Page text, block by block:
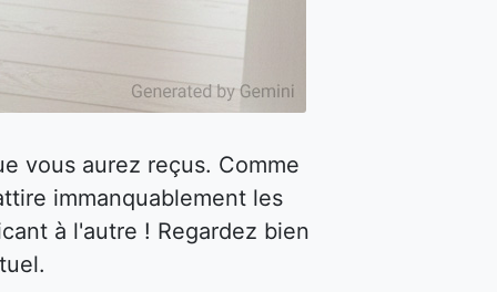
vous aurez reçus. Comme
immanquablement les
à l'autre ! Regardez bien